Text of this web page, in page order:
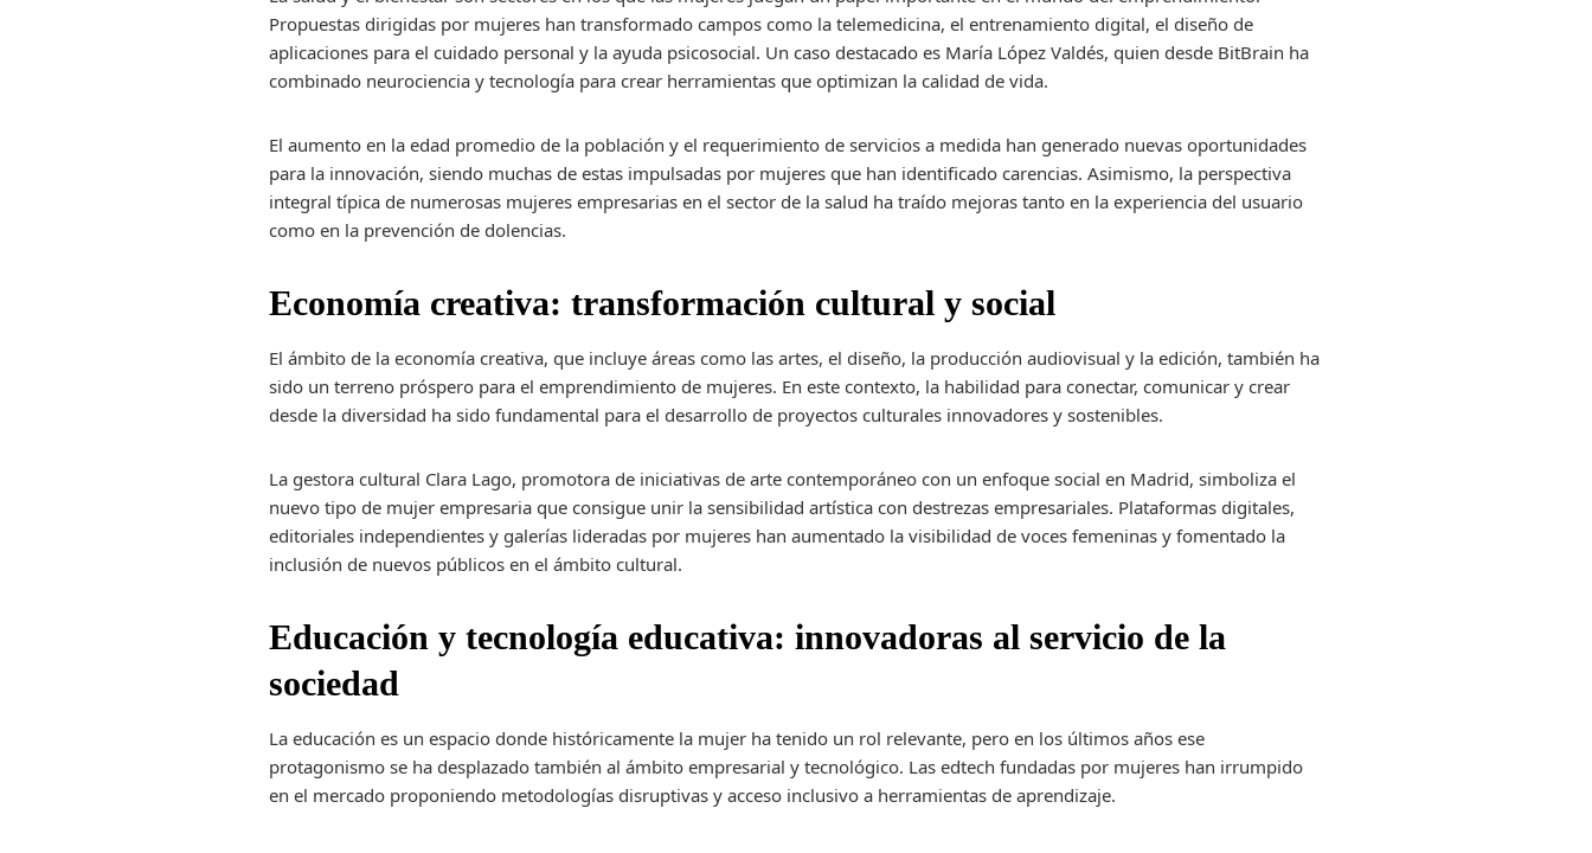
Propuestas dirigidas por mujeres han transformado campos como la telemedicina, el entrenamiento digital, el diseño de
aplicaciones para el cuidado personal y la ayuda psicosocial. Un caso destacado es María López Valdés, quien desde BitBrain ha
combinado neurociencia y tecnología para crear herramientas que optimizan la calidad de vida.
El aumento en la edad promedio de la población y el requerimiento de servicios a medida han generado nuevas oportunidades
para la innovación, siendo muchas de estas impulsadas por mujeres que han identificado carencias. Asimismo, la perspectiva
integral típica de numerosas mujeres empresarias en el sector de la salud ha traído mejoras tanto en la experiencia del usuario
como en la prevención de dolencias.
Economía creativa: transformación cultural y social
El ámbito de la economía creativa, que incluye áreas como las artes, el diseño, la producción audiovisual y la edición, también ha
sido un terreno próspero para el emprendimiento de mujeres. En este contexto, la habilidad para conectar, comunicar y crear
desde la diversidad ha sido fundamental para el desarrollo de proyectos culturales innovadores y sostenibles.
La gestora cultural Clara Lago, promotora de iniciativas de arte contemporáneo con un enfoque social en Madrid, simboliza el
nuevo tipo de mujer empresaria que consigue unir la sensibilidad artística con destrezas empresariales. Plataformas digitales,
editoriales independientes y galerías lideradas por mujeres han aumentado la visibilidad de voces femeninas y fomentado la
inclusión de nuevos públicos en el ámbito cultural.
Educación y tecnología educativa: innovadoras al servicio de la
sociedad
La educación es un espacio donde históricamente la mujer ha tenido un rol relevante, pero en los últimos años ese
protagonismo se ha desplazado también al ámbito empresarial y tecnológico. Las edtech fundadas por mujeres han irrumpido
en el mercado proponiendo metodologías disruptivas y acceso inclusivo a herramientas de aprendizaje.